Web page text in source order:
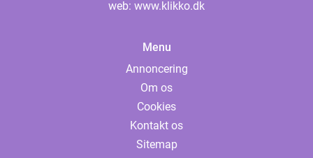
web: www.klikko.dk
Menu
Annoncering
Om os
Cookies
Kontakt os
Sitemap